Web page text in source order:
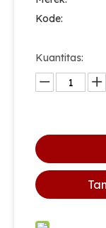
Kode:
Kuantitas: